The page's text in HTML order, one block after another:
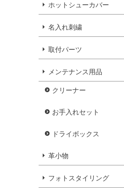
ホットシューカバー
名入れ刺繍
取付パーツ
メンテナンス用品
クリーナー
お手入れセット
ドライボックス
革小物
フォトスタイリング